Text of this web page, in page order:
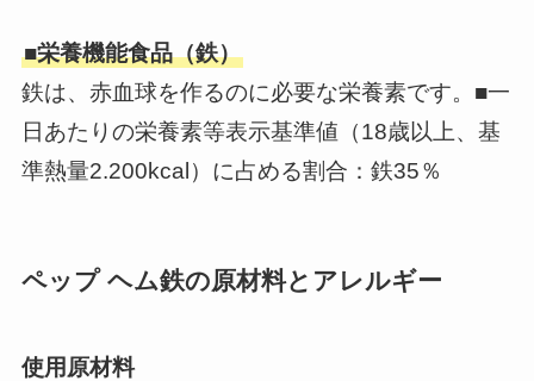
■栄養機能食品（鉄）
鉄は、赤血球を作るのに必要な栄養素です。■一
日あたりの栄養素等表示基準値（18歳以上、基
準熱量2.200kcal）に占める割合：鉄35％
ペップ ヘム鉄の原材料とアレルギー
使用原材料